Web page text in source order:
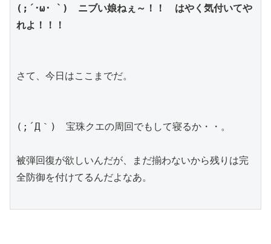
(;´･ω･ `)　ニブい娘ねぇ～！！　はやく気付いてや
れよ！！！
さて、今日はここまでだ。
(;´Д｀)　宝珠クエの周回でもして寝るか・・。
被弾回復が欲しいんだが、まだ揃わないから残りは完
全防御を付けてるんだよなあ。